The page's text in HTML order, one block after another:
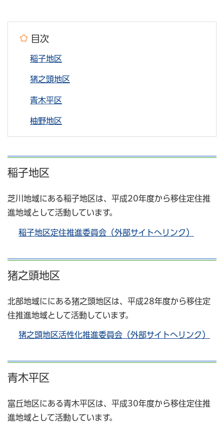
目次
稲子地区
猪之頭地区
青木平区
柚野地区
稲子地区
芝川地域にある稲子地区は、平成20年度から移住定住推
進地域として活動しています。
稲子地区定住推進委員会（外部サイトへリンク）
猪之頭地区
北部地域ににある猪之頭地区は、平成28年度から移住定
住推進地域として活動しています。
猪之頭地区活性化推進委員会（外部サイトへリンク）
青木平区
富丘地区にある青木平区は、平成30年度から移住定住推
進地域として活動しています。